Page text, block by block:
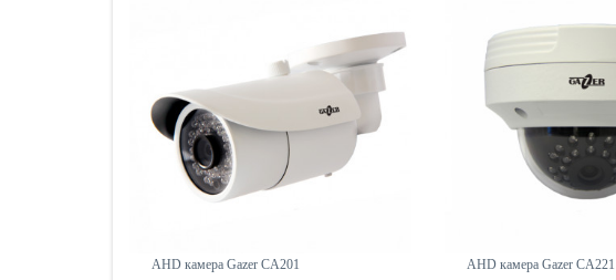
AHD камера Gazer CA201 AHD камера Gazer CA221